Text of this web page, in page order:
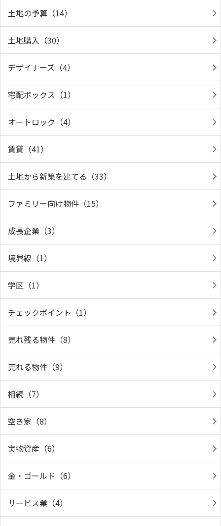
土地の予算（14）
土地購入（30）
デザイナーズ（4）
宅配ボックス（1）
オートロック（4）
賃貸（41）
土地から新築を建てる（33）
ファミリー向け物件（15）
成長企業（3）
境界線（1）
学区（1）
チェックポイント（1）
売れ残る物件（8）
売れる物件（9）
相続（7）
空き家（8）
実物資産（6）
金・ゴールド（6）
サービス業（4）